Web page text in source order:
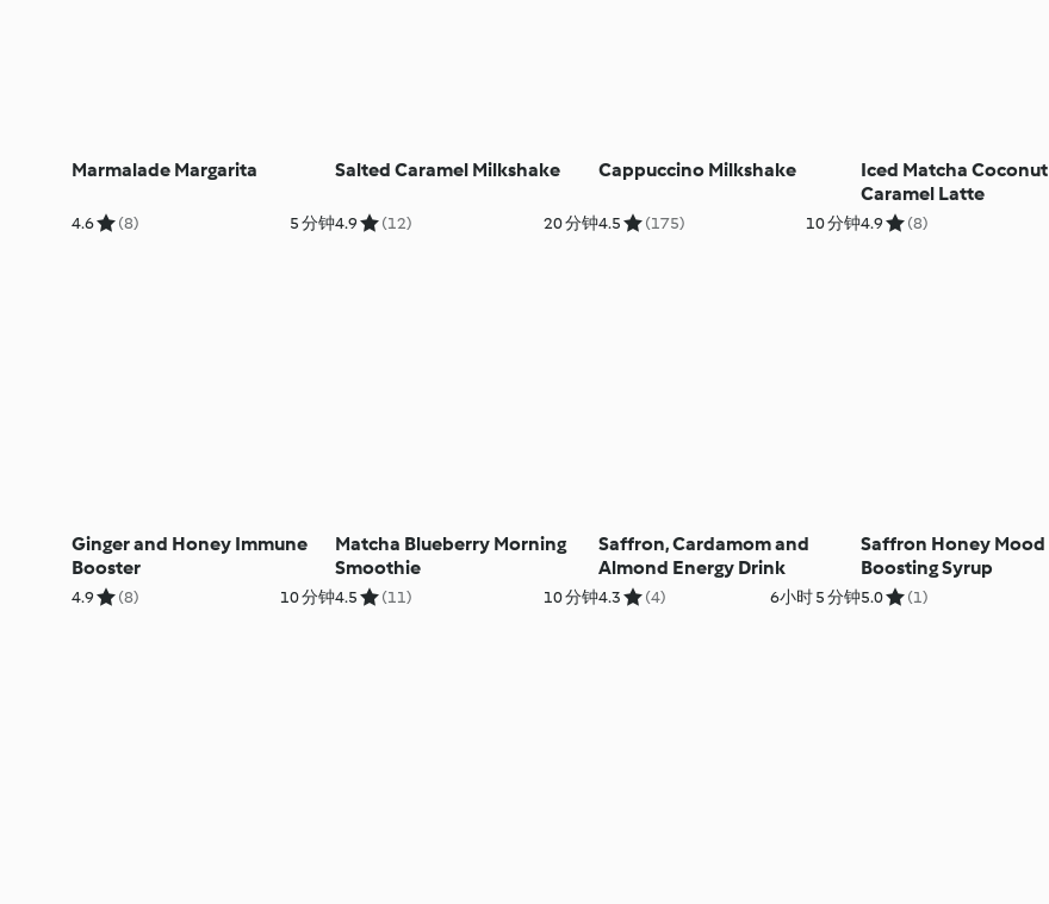
Marmalade Margarita
4.6 (8) 5 分钟
Salted Caramel Milkshake
4.9 (12) 20 分钟
Cappuccino Milkshake
4.5 (175) 10 分钟
Iced Matcha Coconut
Caramel Latte
4.9 (8)
Ginger and Honey Immune
Booster
4.9 (8) 10 分钟
Matcha Blueberry Morning
Smoothie
4.5 (11) 10 分钟
Saffron, Cardamom and
Almond Energy Drink
4.3 (4) 6小时 5 分钟
Saffron Honey Mood
Boosting Syrup
5.0 (1)